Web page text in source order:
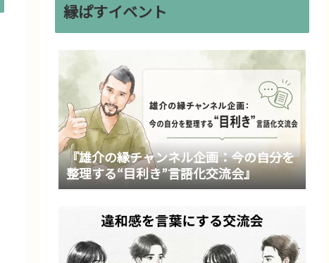
縁ぱすイベント
『雄介の縁チャンネル企画：今の自分を
整理する“目利き”言語化交流会』